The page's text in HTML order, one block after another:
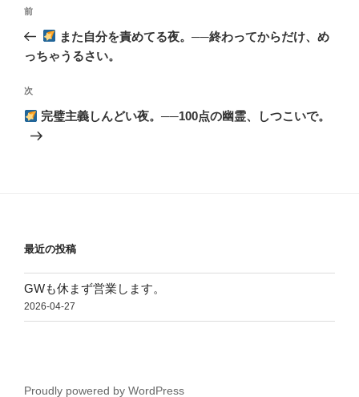
ゲ
ー
シ
前
の
前
また自分を責めてる夜。──終わってからだけ、め
っちゃうるさい。
次
の
次
完璧主義しんどい夜。──100点の幽霊、しつこいで。
最近の投稿
GWも休まず営業します。
2026-04-27
Proudly powered by WordPress